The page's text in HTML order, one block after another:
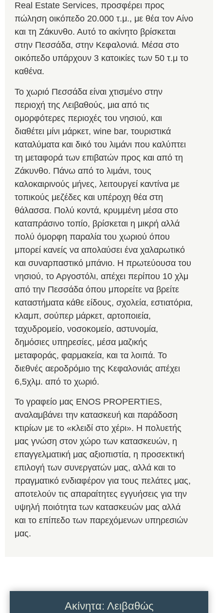
Real Estate Services, προσφέρει προς
πώληση οικόπεδο 20.000 τ.μ., με θέα τον Αίνο
και τη Ζάκυνθο. Αυτό το ακίνητο βρίσκεται
στην Πεσσάδα, στην Κεφαλονιά. Μέσα στο
οικόπεδο υπάρχουν 3 κατοικίες των 50 τ.μ το
καθένα.
Το χωριό Πεσσάδα είναι χτισμένο στην
περιοχή της Λειβαθούς, μια από τις
ομορφότερες περιοχές του νησιού, και
διαθέτει μίνι μάρκετ, wine bar, τουριστικά
καταλύματα και δικό του λιμάνι που καλύπτει
τη μεταφορά των επιβατών προς και από τη
Ζάκυνθο. Πάνω από το λιμάνι, τους
καλοκαιρινούς μήνες, λειτουργεί καντίνα με
τοπικούς μεζέδες και υπέροχη θέα στη
θάλασσα. Πολύ κοντά, κρυμμένη μέσα στο
καταπράσινο τοπίο, βρίσκεται η μικρή αλλά
πολύ όμορφη παραλία του χωριού όπου
μπορεί κανείς να απολαύσει ένα χαλαρωτικό
και συναρπαστικό μπάνιο. Η πρωτεύουσα του
νησιού, το Αργοστόλι, απέχει περίπου 10 χλμ
από την Πεσσάδα όπου μπορείτε να βρείτε
καταστήματα κάθε είδους, σχολεία, εστιατόρια,
κλαμπ, σούπερ μάρκετ, αρτοποιεία,
ταχυδρομείο, νοσοκομείο, αστυνομία,
δημόσιες υπηρεσίες, μέσα μαζικής
μεταφοράς, φαρμακεία, και τα λοιπά. Το
διεθνές αεροδρόμιο της Κεφαλονιάς απέχει
6,5χλμ. από το χωριό.
Το γραφείο μας ENOS PROPERTIES,
αναλαμβάνει την κατασκευή και παράδοση
κτιρίων με το «κλειδί στο χέρι». Η πολυετής
μας γνώση στον χώρο των κατασκευών, η
επαγγελματική μας αξιοπιστία, η προσεκτική
επιλογή των συνεργατών μας, αλλά και το
πραγματικό ενδιαφέρον για τους πελάτες μας,
αποτελούν τις απαραίτητες εγγυήσεις για την
υψηλή ποιότητα των κατασκευών μας αλλά
και το επίπεδο των παρεχόμενων υπηρεσιών
μας.
Ακίνητα: Λειβαθώς